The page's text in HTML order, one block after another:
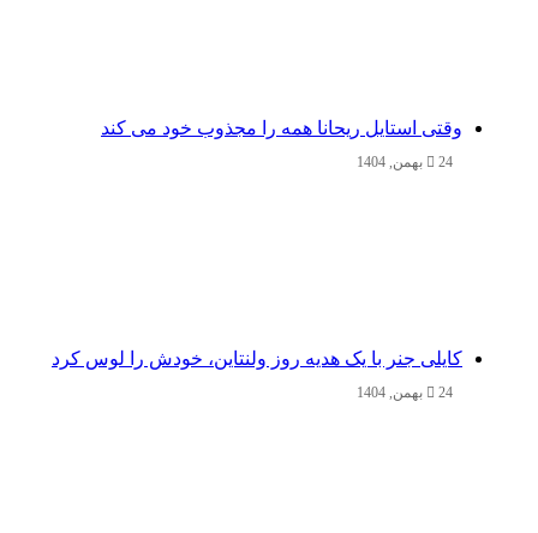
وقتی استایل ریحانا همه را مجذوب خود می‌ کند
24 بهمن, 1404
کایلی جنر با یک هدیه روز ولنتاین، خودش را لوس کرد
24 بهمن, 1404